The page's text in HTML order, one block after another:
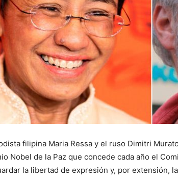
filipina Maria Ressa y el ruso Dimitri
Nobel de la Paz que concede cada año el
la libertad de expresión y, por extensión,